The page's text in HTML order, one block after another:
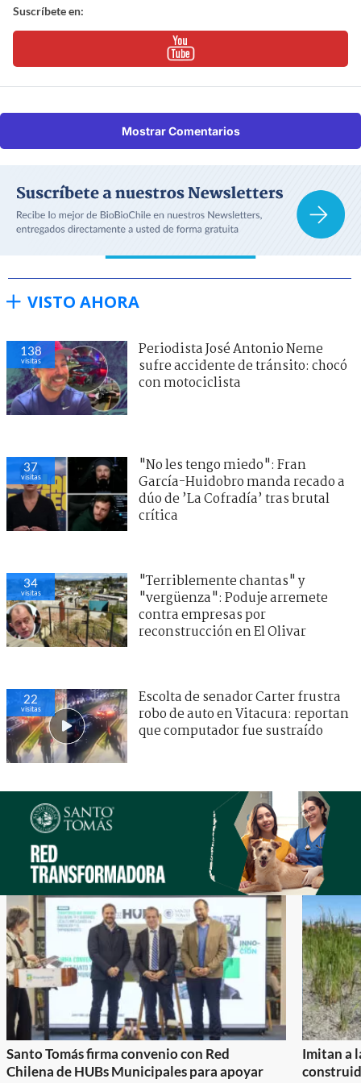
Suscríbete en:
Mostrar Comentarios
VISTO AHORA
138
visitas
Periodista José Antonio Neme
sufre accidente de tránsito: chocó
con motociclista
37
visitas
"No les tengo miedo": Fran
García-Huidobro manda recado a
dúo de ’La Cofradía’ tras brutal
crítica
34
visitas
"Terriblemente chantas" y
"vergüenza": Poduje arremete
contra empresas por
reconstrucción en El Olivar
22
visitas
Escolta de senador Carter frustra
robo de auto en Vitacura: reportan
que computador fue sustraído
Santo Tomás firma convenio con Red
Chilena de HUBs Municipales para apoyar
Imitan a